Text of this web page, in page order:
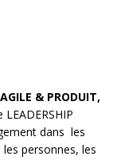
& PRODUIT,
dans les
les personnes, les